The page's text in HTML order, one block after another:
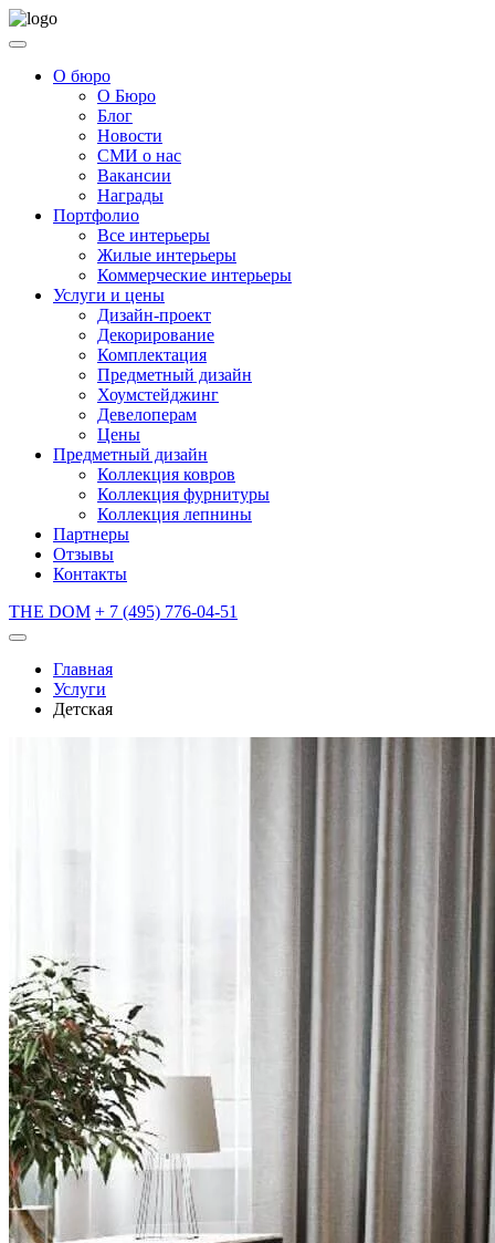
О бюро
О Бюро
Блог
Новости
СМИ о нас
Вакансии
Награды
Портфолио
Все интерьеры
Жилые интерьеры
Коммерческие интерьеры
Услуги и цены
Дизайн-проект
Декорирование
Комплектация
Предметный дизайн
Хоумстейджинг
Девелоперам
Цены
Предметный дизайн
Коллекция ковров
Коллекция фурнитуры
Коллекция лепнины
Партнеры
Отзывы
Контакты
THE DOM + 7 (495) 776-04-51
Главная
Услуги
Детская